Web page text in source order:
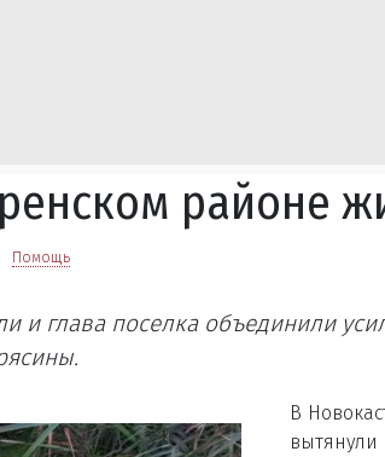
районе
Помощь
и глава поселка объединили
В